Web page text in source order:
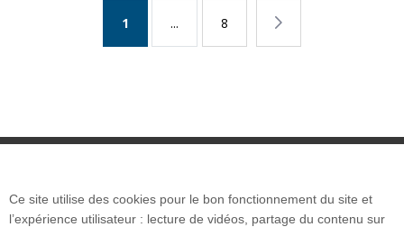
Page
1 ... Page
8
Plan du site
Ce site utilise des cookies pour le bon fonctionnement du site et
l’expérience utilisateur : lecture de vidéos, partage du contenu sur